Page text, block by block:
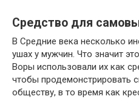
Средство для
В Средние века несколько
ушах у мужчин. Что значит
Воры использовали их как
чтобы продемонстрировать
обществу, в то время как